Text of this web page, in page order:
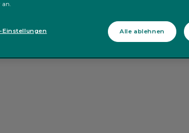
an.
Einstellungen Alle ablehnen